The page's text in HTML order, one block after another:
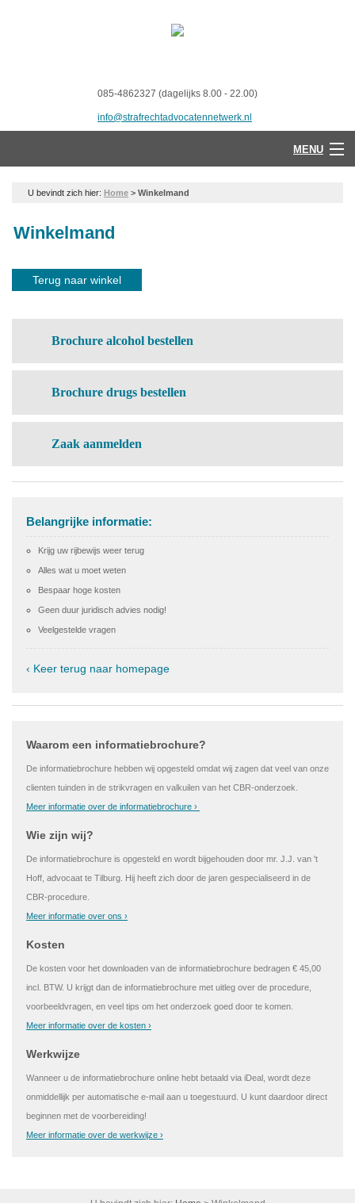
085-4862327 (dagelijks 8.00 - 22.00)
info@strafrechtadvocatennetwerk.nl
MENU
U bevindt zich hier: Home > Winkelmand
Winkelmand
Terug naar winkel
Brochure alcohol bestellen
Brochure drugs bestellen
Zaak aanmelden
Belangrijke informatie:
Krijg uw rijbewijs weer terug
Alles wat u moet weten
Bespaar hoge kosten
Geen duur juridisch advies nodig!
Veelgestelde vragen
‹ Keer terug naar homepage
Waarom een informatiebrochure?
De informatiebrochure hebben wij opgesteld omdat wij zagen dat veel van onze
clienten tuinden in de strikvragen en valkuilen van het CBR-onderzoek.
Meer informatie over de informatiebrochure ›
Wie zijn wij?
De informatiebrochure is opgesteld en wordt bijgehouden door mr. J.J. van 't
Hoff, advocaat te Tilburg. Hij heeft zich door de jaren gespecialiseerd in de
CBR-procedure.
Meer informatie over ons ›
Kosten
De kosten voor het downloaden van de informatiebrochure bedragen € 45,00
incl. BTW. U krijgt dan de informatiebrochure met uitleg over de procedure,
voorbeeldvragen, en veel tips om het onderzoek goed door te komen.
Meer informatie over de kosten ›
Werkwijze
Wanneer u de informatiebrochure online hebt betaald via iDeal, wordt deze
onmiddellijk per automatische e-mail aan u toegestuurd. U kunt daardoor direct
beginnen met de voorbereiding!
Meer informatie over de werkwijze ›